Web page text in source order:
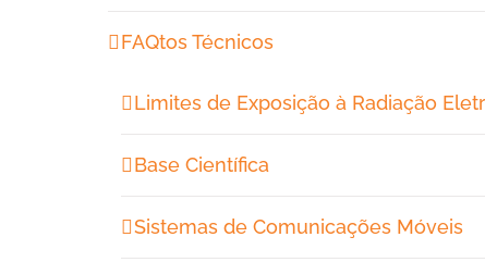
FAQtos Técnicos
Limites de Exposição à Radiação
Base Científica
Sistemas de Comunicações Móveis